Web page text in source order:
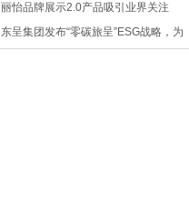
丽怡品牌展示2.0产品吸引业界关注
东呈集团发布“零碳旅呈”ESG战略，为